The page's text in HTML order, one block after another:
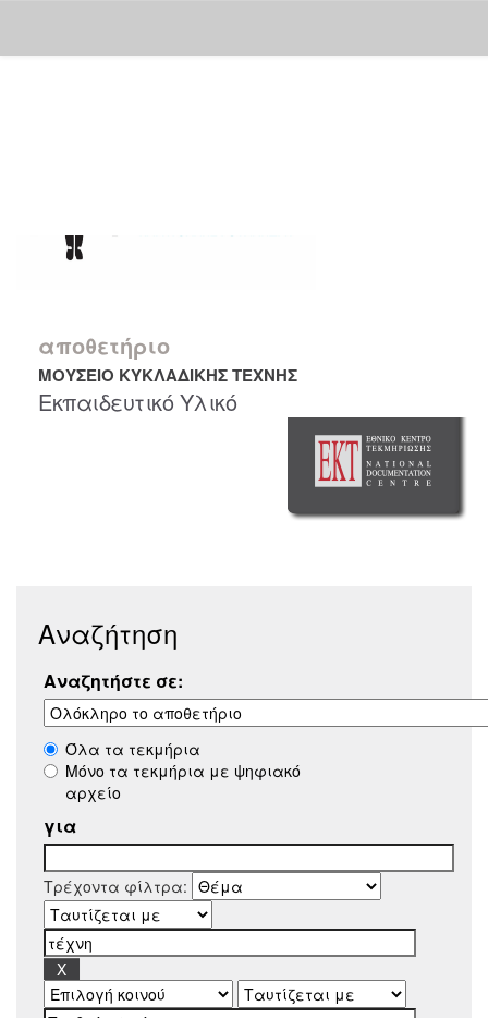
αποθετήριο
ΜΟΥΣΕΙΟ ΚΥΚΛΑΔΙΚΗΣ ΤΕΧΝΗΣ
Εκπαιδευτικό Υλικό
Αναζήτηση
Αναζητήστε σε:
Όλα τα τεκμήρια
Μόνο τα τεκμήρια με ψηφιακό
αρχείο
για
Τρέχοντα φίλτρα: